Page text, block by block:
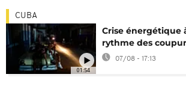
01:54
CUBA
Crise énergétique
rythme des
07/08 - 17:13